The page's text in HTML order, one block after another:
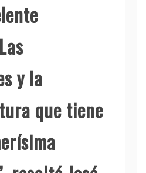
y la
que tiene